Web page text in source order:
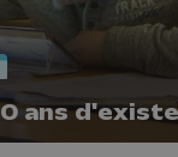
ans